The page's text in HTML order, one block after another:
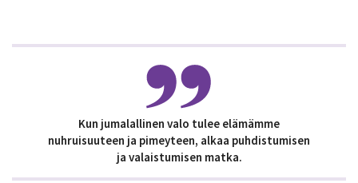
Kun jumalallinen valo tulee elämämme
nuhruisuuteen ja pimeyteen, alkaa puhdistumisen
ja valaistumisen matka.